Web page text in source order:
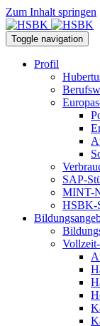
Zum Inhalt springen
Toggle navigation
Profil
SAP-
MINT-
HSBK-